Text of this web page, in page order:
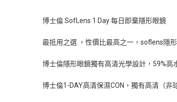
博士倫 SofLens 1 Day 每日即棄隱形眼鏡
最抵用之選 ，性價比最高之一，soflens隱
博士倫隱形眼鏡獨有高清光學設計，59%高
博士倫1-DAY高清保濕CON，獨有高清（